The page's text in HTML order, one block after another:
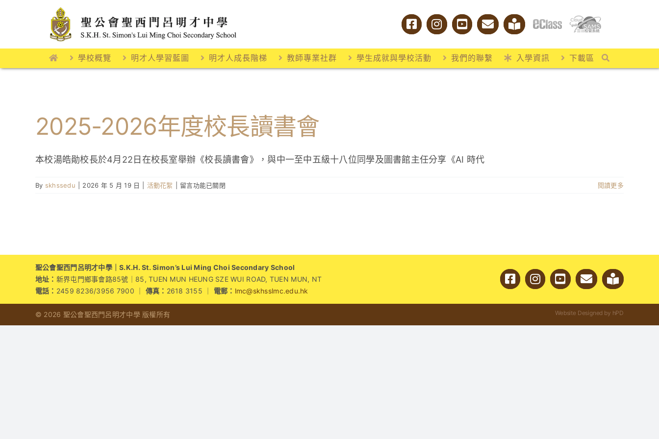
學校概覽 明才人學習藍圖 明才人成長階梯 教師專業社群 學生成就與學校活動 我們的聯繫 入學資訊 下載區
2025-2026年度校長讀書會
本校湯皓勛校長於4月22日在校長室舉辦《校長讀書會》，與中一至中五級十八位同學及圖書館主任分享《AI 時代
By skhssedu 2026 年 5 月 19 日 活動花絮
在
書
會〉
中
留言功能已關閉 閱讀更多
聖公會聖西門呂明才中學｜S.K.H. St. Simon’s Lui Ming Choi Secondary School
地址： 新界屯門鄉事會路85號｜85, TUEN MUN HEUNG SZE WUI ROAD, TUEN MUN, NT
電話： 2459 8236/3956 7900 ｜ 傳真： 2618 3155 ｜ 電郵： lmc@skhsslmc.edu.hk
© 2026 聖公會聖西門呂明才中學 版權所有 Website Designed by hPD